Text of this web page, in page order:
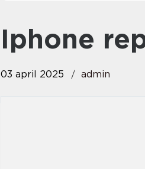
Iphone
03 april 2025 admin